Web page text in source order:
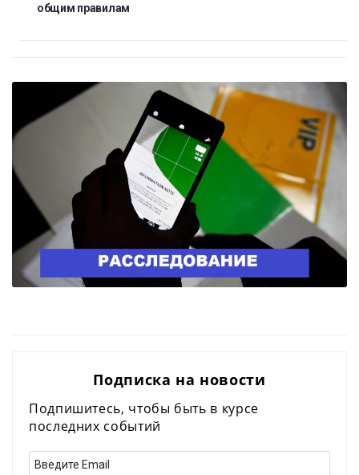
общим правилам
Подписка на новости
Подпишитесь, чтобы быть в курсе
последних событий